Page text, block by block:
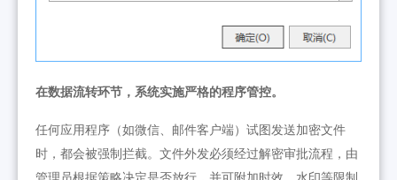
在数据流转环节，系统实施严格的程序管控。
任何应用程序（如微信、邮件客户端）试图发送加密文件
时，都会被强制拦截。文件外发必须经过解密审批流程，由
管理员根据策略决定是否放行，并可附加时效、水印等限制